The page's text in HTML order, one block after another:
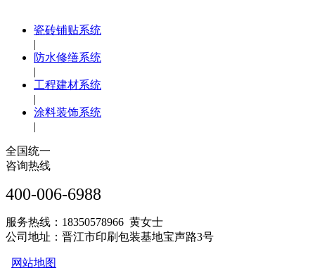
瓷砖铺贴系统
|
防水修缮系统
|
工程建材系统
|
涂料装饰系统
|
全国统一
咨询热线
400-006-6988
服务热线：18350578966 黄女士
公司地址：晋江市印刷包装基地宝声路3号
网站地图